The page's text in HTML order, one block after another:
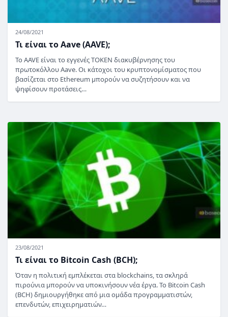
24/08/2021
Τι είναι το Aave (AAVE);
Το AAVE είναι το εγγενές TOKEN διακυβέρνησης του
πρωτοκόλλου Aave. Οι κάτοχοι του κρυπτονομίσματος που
βασίζεται στο Ethereum μπορούν να συζητήσουν και να
ψηφίσουν προτάσεις…
23/08/2021
Τι είναι το Bitcoin Cash (BCH);
Όταν η πολιτική εμπλέκεται στα blockchains, τα σκληρά
πιρούνια μπορούν να υποκινήσουν νέα έργα. Το Bitcoin Cash
(BCH) δημιουργήθηκε από μια ομάδα προγραμματιστών,
επενδυτών, επιχειρηματιών…